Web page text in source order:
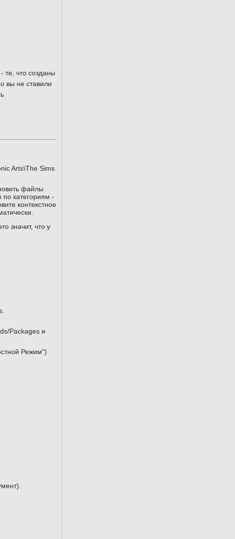
те, что созданы
вы не ставили
Arts\The Sims
файлы
по категориям -
контекстное
значит, что у
Packages и
Режим")